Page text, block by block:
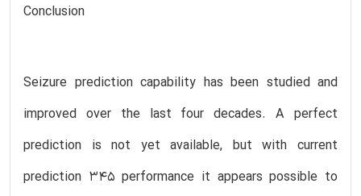
Conclusion
Seizure prediction capability has been studied and
improved over the last four decades. A perfect
prediction is not yet available, but with current
prediction 345 performance it appears possible to